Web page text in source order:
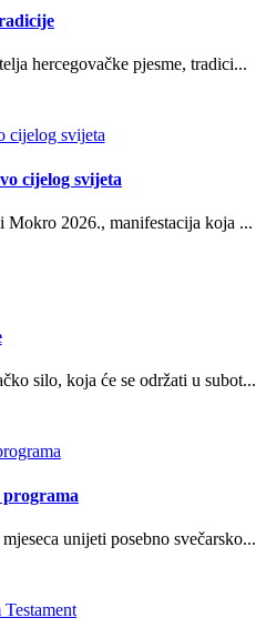
hercegovačke pjesme, tradici...
cijelog svijeta
Mokro 2026., manifestacija koja ...
silo, koja će se održati u subot...
unijeti posebno svečarsko...